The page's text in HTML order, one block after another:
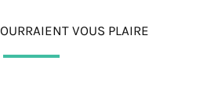
VOUS PLAIRE